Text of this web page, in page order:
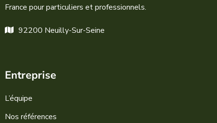
France pour particuliers et professionnels.
92200 Neuilly-Sur-Seine
Entreprise
L’équipe
Nos références